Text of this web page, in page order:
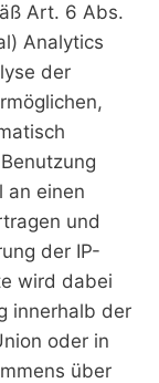
Art. 6 Abs.
Analytics
der
an einen
und
der IP-
wird dabei
innerhalb der
oder in
über